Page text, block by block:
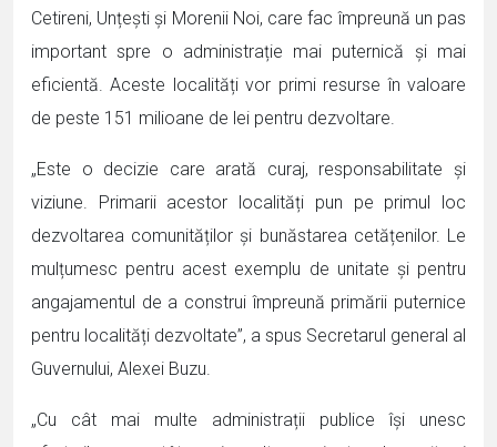
Cetireni, Unțești și Morenii Noi, care fac împreună un pas
important spre o administrație mai puternică și mai
eficientă. Aceste localități vor primi resurse în valoare
de peste 151 milioane de lei pentru dezvoltare.
„Este o decizie care arată curaj, responsabilitate și
viziune. Primarii acestor localități pun pe primul loc
dezvoltarea comunităților și bunăstarea cetățenilor. Le
mulțumesc pentru acest exemplu de unitate și pentru
angajamentul de a construi împreună primării puternice
pentru localități dezvoltate”, a spus Secretarul general al
Guvernului, Alexei Buzu.
„Cu cât mai multe administrații publice își unesc